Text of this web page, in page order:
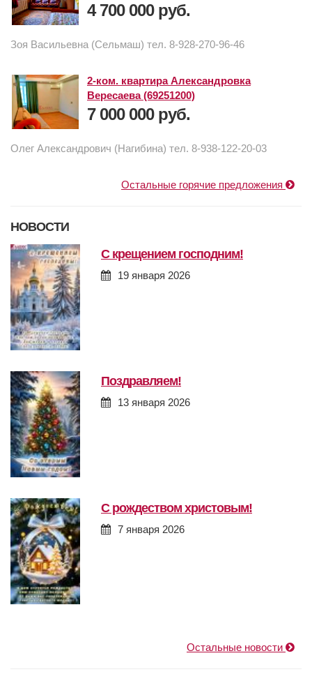
4 700 000 руб.
Зоя Васильевна (Сельмаш) тел. 8-928-270-96-46
2-ком. квартира Александровка
Вересаева (69251200)
7 000 000 руб.
Олег Александрович (Нагибина) тел. 8-938-122-20-03
Остальные горячие предложения
НОВОСТИ
с крещением господним!
19 января 2026
поздравляем!
13 января 2026
с рождеством христовым!
7 января 2026
Остальные новости